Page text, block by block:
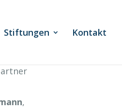
Stiftungen Kontakt
,